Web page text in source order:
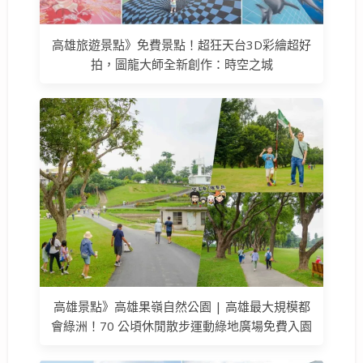
高雄旅遊景點》免費景點！超狂天台3D彩繪超好
拍，圖龍大師全新創作：時空之城
高雄景點》高雄果嶺自然公園 | 高雄最大規模都
會綠洲！70 公頃休閒散步運動綠地廣場免費入園